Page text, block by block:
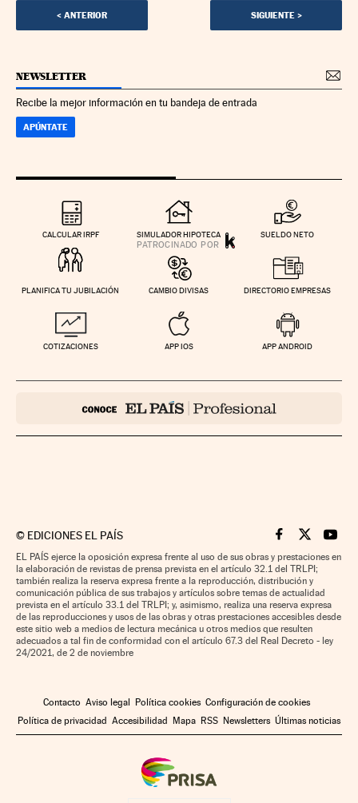
< ANTERIOR SIGUIENTE >
NEWSLETTER
Recibe la mejor información en tu bandeja de entrada
APÚNTATE
CALCULAR IRPF SIMULADOR HIPOTECA SUELDO NETO
PLANIFICA TU JUBILACIÓN CAMBIO DIVISAS DIRECTORIO EMPRESAS
COTIZACIONES APP IOS APP ANDROID
© EDICIONES EL PAÍS Cinco Días en
Cinco Días
Cinco
EL PAÍS ejerce la oposición expresa frente al uso de sus obras y prestaciones en
la elaboración de revistas de prensa prevista en el artículo 32.1 del TRLPI;
también realiza la reserva expresa frente a la reproducción, distribución y
comunicación pública de sus trabajos y artículos sobre temas de actualidad
prevista en el artículo 33.1 del TRLPI; y, asimismo, realiza una reserva expresa
de las reproducciones y usos de las obras y otras prestaciones accesibles desde
este sitio web a medios de lectura mecánica u otros medios que resulten
adecuados a tal fin de conformidad con el artículo 67.3 del Real Decreto - ley
24/2021, de 2 de noviembre
Contacto Aviso legal Política cookies Configuración de cookies
Política de privacidad Accesibilidad Mapa RSS Newsletters Últimas noticias